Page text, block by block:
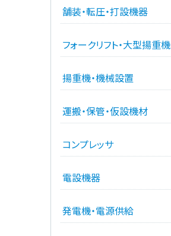
舗装・転圧・打設機器
フォークリフト・大型揚重機
揚重機・機械設置
運搬・保管・仮設機材
コンプレッサ
電設機器
発電機・電源供給